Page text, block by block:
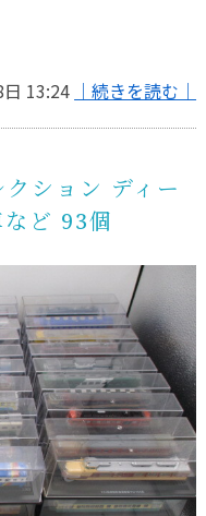
13:24 ｜続きを読む｜
ション ディー
ど 93個